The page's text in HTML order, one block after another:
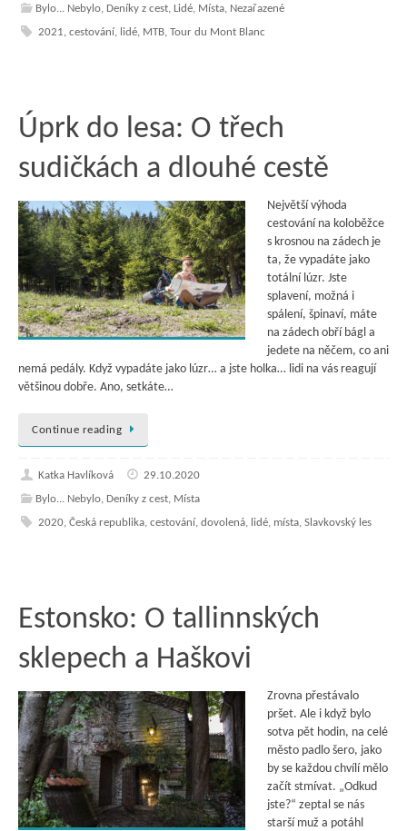
Bylo... Nebylo, Deníky z cest, Lidé, Místa, Nezařazené
2021, cestování, lidé, MTB, Tour du Mont Blanc
Úprk do lesa: O třech
sudičkách a dlouhé cestě
Největší výhoda
cestování na koloběžce
s krosnou na zádech je
ta, že vypadáte jako
totální lúzr. Jste
splavení, možná i
spálení, špinaví, máte
na zádech obří bágl a
jedete na něčem, co ani
nemá pedály. Když vypadáte jako lúzr… a jste holka… lidi na vás reagují
většinou dobře. Ano, setkáte…
Continue reading
Katka Havlíková
29.10.2020
Bylo... Nebylo, Deníky z cest, Místa
2020, Česká republika, cestování, dovolená, lidé, místa, Slavkovský les
Estonsko: O tallinnských
sklepech a Haškovi
Zrovna přestávalo
pršet. Ale i když bylo
sotva pět hodin, na celé
město padlo šero, jako
by se každou chvílí mělo
začít stmívat. „Odkud
jste?“ zeptal se nás
starší muž a potáhl